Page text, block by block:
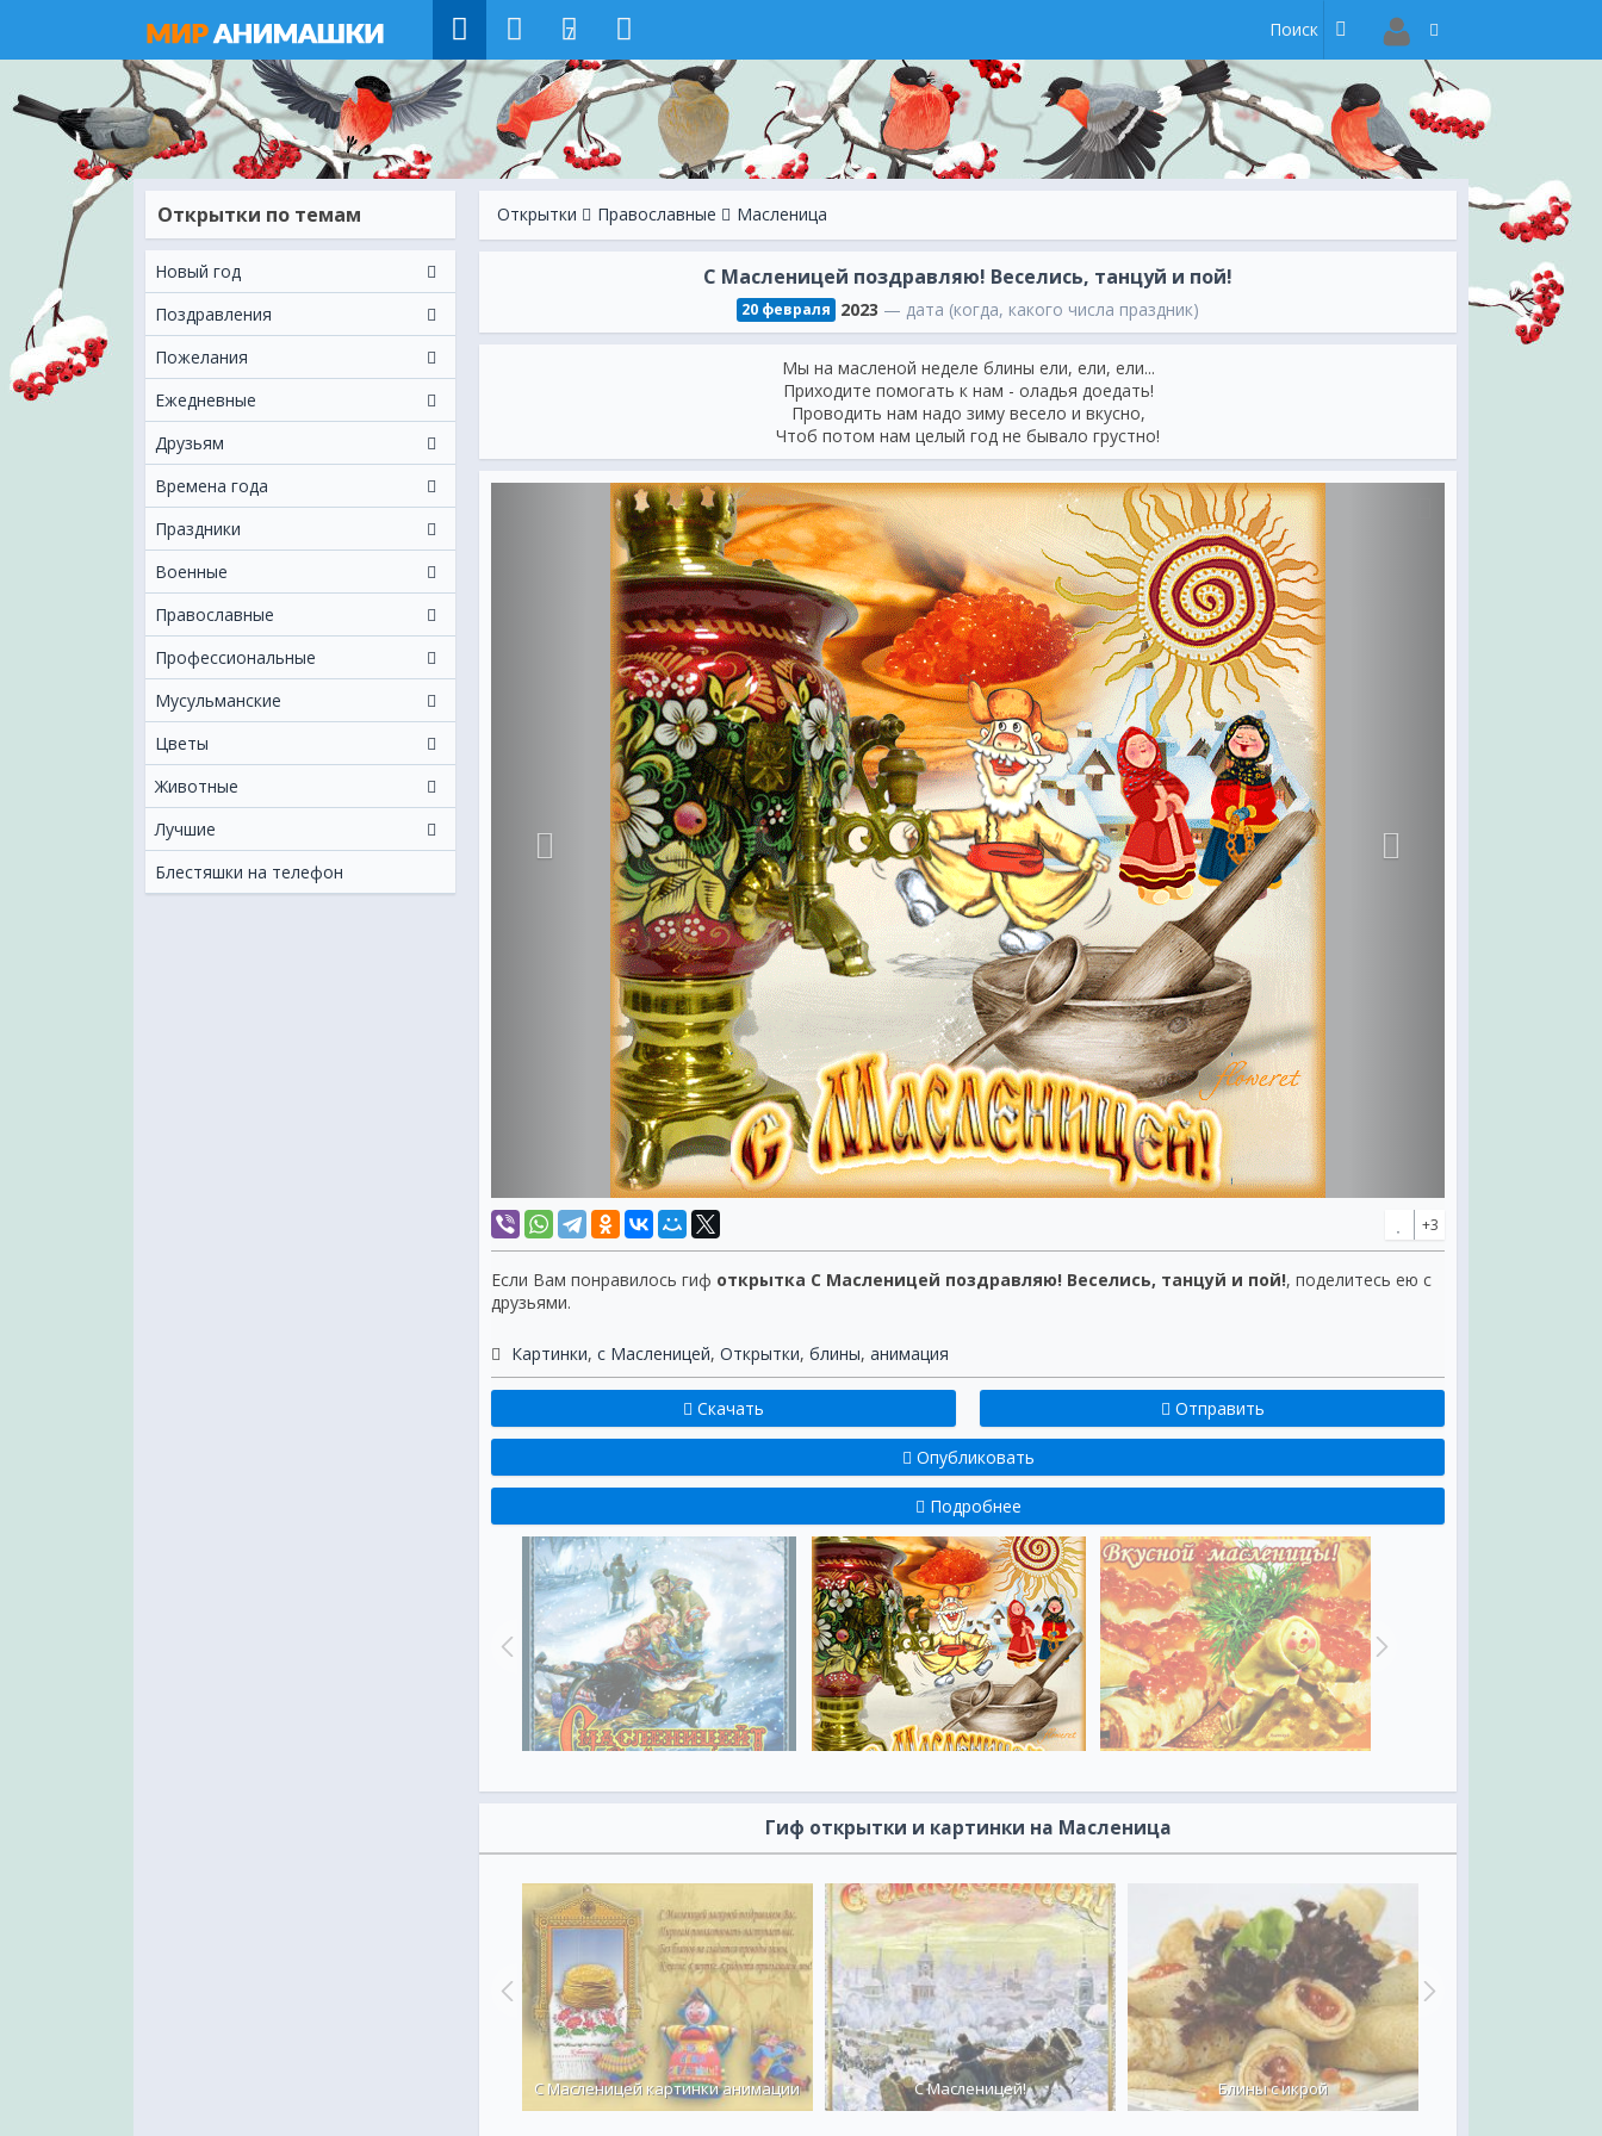
7
Открытки по темам
Новый год
Поздравления
Пожелания
Ежeдневные
Друзьям
Времена года
Праздники
Военные
Православные
Профессиональные
Мусульманские
Цветы
Животные
Лучшие
Блестяшки на телефон
Открытки Православные Масленица
С Масленицей поздравляю! Веселись, танцуй и пой!
20 февраля 2023 — дата (когда, какого числа праздник)
Мы на масленой неделе блины ели, ели, ели...
Приходите помогать к нам - оладья доедать!
Проводить нам надо зиму весело и вкусно,
Чтоб потом нам целый год не бывало грустно!
+3
Если Вам понравилось гиф открытка С Масленицей поздравляю! Веселись, танцуй и пой!, поделитесь ею с
друзьями.
Картинки, с Масленицей, Открытки, блины, анимация
Скачать Отправить
Опубликовать
Подробнее
Гиф открытки и картинки на Масленица
С Масленицей картинки анимации С Масленицей! Блины с икрой